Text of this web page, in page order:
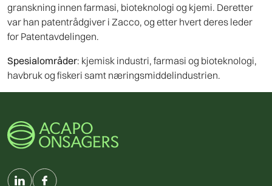
granskning innen farmasi, bioteknologi og kjemi. Deretter
var han patentrådgiver i Zacco, og etter hvert deres leder
for Patentavdelingen.
Spesialområder: kjemisk industri, farmasi og bioteknologi,
havbruk og fiskeri samt næringsmiddelindustrien.